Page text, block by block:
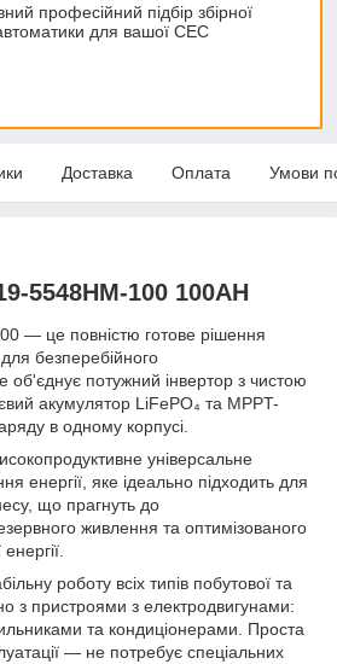
професійний підбір збірної
для вашої СЕС
Доставка Оплата Умови
5548НМ-100 100AH
— це повністю готове рішення
безперебійного
об'єднує потужний інвертор з чистою
акумулятор LiFePO₄ та MPPT-
в одному корпусі.
універсальне
енергії, яке ідеально підходить для
що прагнуть до
живлення та оптимізованого
роботу всіх типів побутової та
з пристроями з електродвигунами:
та кондиціонерами. Проста
— не потребує спеціальних